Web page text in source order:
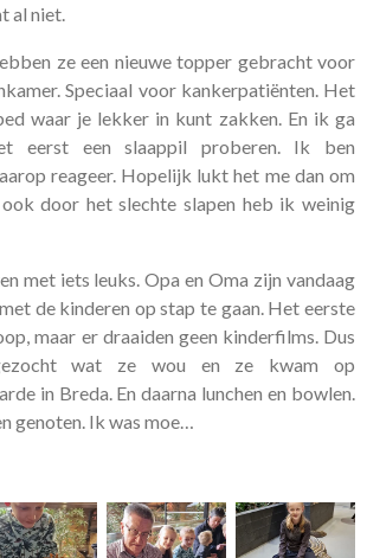
al niet.
ze een nieuwe topper gebracht voor
Speciaal voor kankerpatiënten. Het
waar je lekker in kunt zakken. En ik ga
eerst een slaappil proberen. Ik ben
reageer. Hopelijk lukt het me dan om
door het slechte slapen heb ik weinig
met iets leuks. Opa en Oma zijn vandaag
de kinderen op stap te gaan. Het eerste
maar er draaiden geen kinderfilms. Dus
wat ze wou en ze kwam op
in Breda. En daarna lunchen en bowlen.
genoten. Ik was moe…